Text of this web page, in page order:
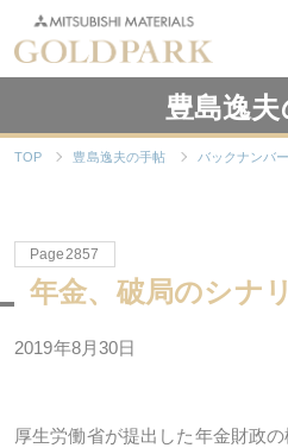
豊島逸
TOP 豊島逸夫の手帖 バックナンバー
Page2857
年金、破局のシナ
2019年8月30日
厚生労働省が提出した年金財政